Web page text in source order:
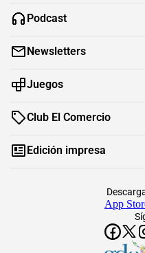
Podcast
Newsletters
Juegos
Club El Comercio
Edición impresa
App